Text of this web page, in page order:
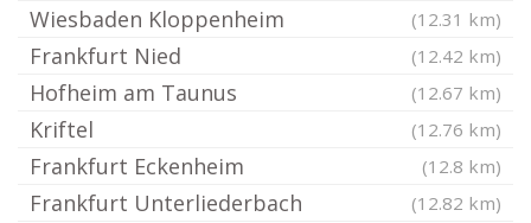
Wiesbaden Kloppenheim (12.31 km)
Frankfurt Nied (12.42 km)
Hofheim am Taunus (12.67 km)
Kriftel (12.76 km)
Frankfurt Eckenheim (12.8 km)
Frankfurt Unterliederbach (12.82 km)